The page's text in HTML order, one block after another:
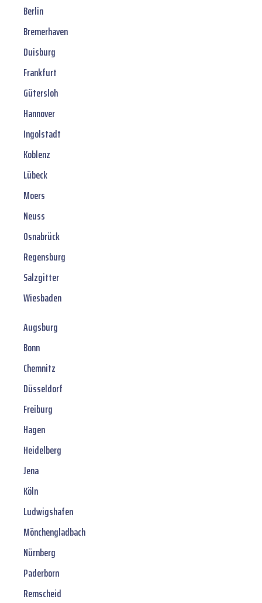
Berlin
Bremerhaven
Duisburg
Frankfurt
Gütersloh
Hannover
Ingolstadt
Koblenz
Lübeck
Moers
Neuss
Osnabrück
Regensburg
Salzgitter
Wiesbaden
Augsburg
Bonn
Chemnitz
Düsseldorf
Freiburg
Hagen
Heidelberg
Jena
Köln
Ludwigshafen
Mönchengladbach
Nürnberg
Paderborn
Remscheid